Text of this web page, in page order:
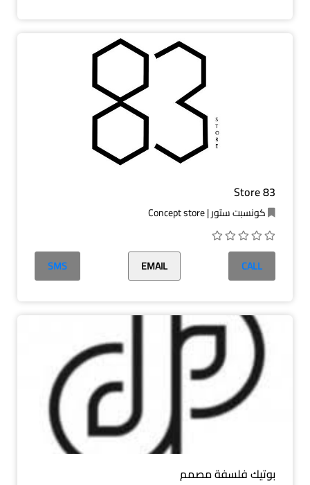
83 Store
كونسبت ستور | Concept store
CALL
EMAIL
SMS
بوتيك فلسفة مصمم